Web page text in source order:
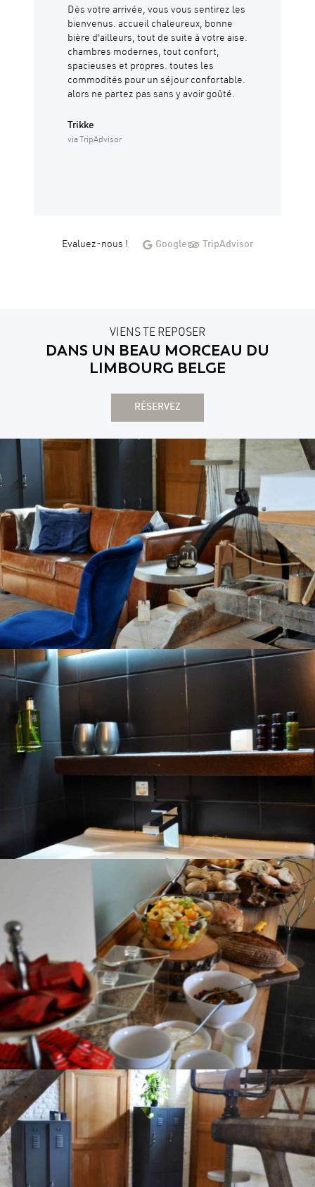
Dès votre arrivée, vous vous sentirez les
bienvenus. accueil chaleureux, bonne
bière d'ailleurs, tout de suite à votre aise.
chambres modernes, tout confort,
spacieuses et propres. toutes les
commodités pour un séjour confortable.
alors ne partez pas sans y avoir goûté.
Trikke
via TripAdvisor
Evaluez-nous ! Google TripAdvisor
VIENS TE REPOSER
DANS UN BEAU MORCEAU DU
LIMBOURG BELGE
RÉSERVEZ